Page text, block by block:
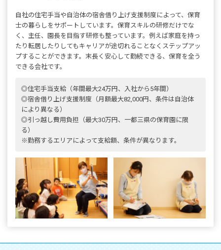
自社の住宅手当や自治体の宿舎借り上げ支援制度によって、保育
士の暮らしをサポートしています。保育スキルの研修だけでな
く、主任、園長を目指す研修も整っています。例えば家庭を持っ
たり転居したりしてもキャリアが途切れることなくステップアッ
プすることができます。末長く安心して勤続できる、保育を全う
できる会社です。
◎住宅手当支給（年間最大24万円、入社から5年間）
◎宿舎借り上げ支援制度（月額最大82,000円、条件は自治体
により異なる）
◎引っ越し費用負担（最大30万円、一都三県の保育園に限
る）
※勤務するエリアによって支給額、条件が異なります。